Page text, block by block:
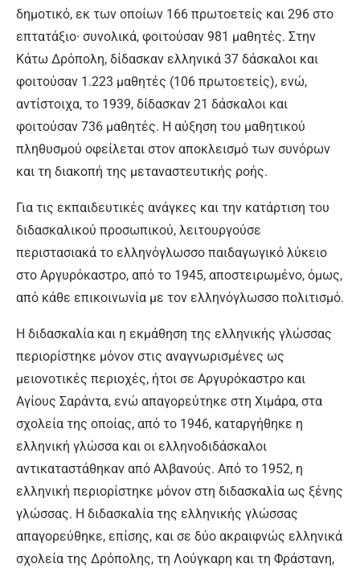
δημοτικό, εκ των οποίων 166 πρωτοετείς και 296 στο
επτατάξιο· συνολικά, φοιτούσαν 981 μαθητές. Στην
Κάτω Δρόπολη, δίδασκαν ελληνικά 37 δάσκαλοι και
φοιτούσαν 1.223 μαθητές (106 πρωτοετείς), ενώ,
αντίστοιχα, το 1939, δίδασκαν 21 δάσκαλοι και
φοιτούσαν 736 μαθητές. Η αύξηση του μαθητικού
πληθυσμού οφείλεται στον αποκλεισμό των συνόρων
και τη διακοπή της μεταναστευτικής ροής.
Για τις εκπαιδευτικές ανάγκες και την κατάρτιση του
διδασκαλικού προσωπικού, λειτουργούσε
περιστασιακά το ελληνόγλωσσο παιδαγωγικό λύκειο
στο Αργυρόκαστρο, από το 1945, αποστειρωμένο, όμως,
από κάθε επικοινωνία με τον ελληνόγλωσσο πολιτισμό.
Η διδασκαλία και η εκμάθηση της ελληνικής γλώσσας
περιορίστηκε μόνον στις αναγνωρισμένες ως
μειονοτικές περιοχές, ήτοι σε Αργυρόκαστρο και
Αγίους Σαράντα, ενώ απαγορεύτηκε στη Χιμάρα, στα
σχολεία της οποίας, από το 1946, καταργήθηκε η
ελληνική γλώσσα και οι ελληνοδιδάσκαλοι
αντικαταστάθηκαν από Αλβανούς. Από το 1952, η
ελληνική περιορίστηκε μόνον στη διδασκαλία ως ξένης
γλώσσας. Η διδασκαλία της ελληνικής γλώσσας
απαγορεύθηκε, επίσης, και σε δύο ακραιφνώς ελληνικά
σχολεία της Δρόπολης, τη Λούγκαρη και τη Φράστανη,